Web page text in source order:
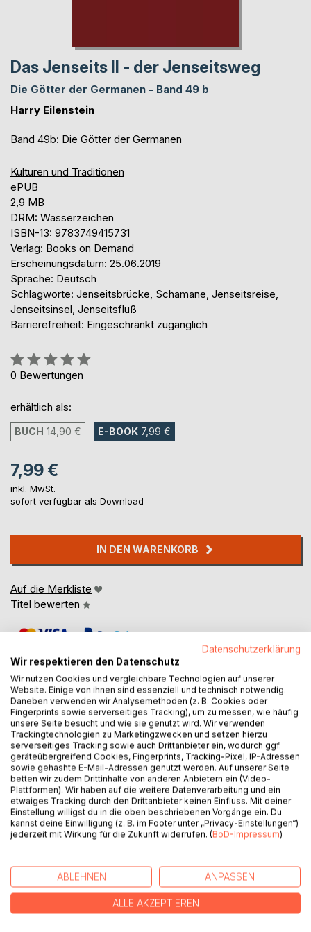
Das Jenseits II - der Jenseitsweg
Die Götter der Germanen - Band 49 b
Harry Eilenstein
Band 49b: Die Götter der Germanen
Kulturen und Traditionen
ePUB
2,9 MB
DRM: Wasserzeichen
ISBN-13: 9783749415731
Verlag: Books on Demand
Erscheinungsdatum: 25.06.2019
Sprache: Deutsch
Schlagworte: Jenseitsbrücke, Schamane, Jenseitsreise,
Jenseitsinsel, Jenseitsfluß
Barrierefreiheit: Eingeschränkt zugänglich
Bewertung::
0%
0 Bewertungen
erhältlich als:
BUCH 14,90 € E-BOOK 7,99 €
7,99 €
inkl. MwSt.
sofort verfügbar als Download
IN DEN WARENKORB
Auf die Merkliste
Titel bewerten
BESCHREIBUNG
Die Reihe:
Die 87 Bände umfassende Reihe "Die Götter der
Germanen" stellt die Gottheiten und jeden Aspekt der
Religion der Germanen anhand der schriftlichen
Überlieferung und der archäologischen Funde detailliert dar.
Dabei werden zu jeder Gottheit und zu jedem Thema außer
den germanischen Quellen auch die Zusammenhänge zu
wenn möglich, deren Wurzeln in der Jungsteinzeit und
Altsteinzeit.
Das Buch:
Datenschutzerklärung
Wir respektieren den Datenschutz
Wir nutzen Cookies und vergleichbare Technologien auf unserer
Website. Einige von ihnen sind essenziell und technisch notwendig.
Daneben verwenden wir Analysemethoden (z. B. Cookies oder
Fingerprints sowie serverseitiges Tracking), um zu messen, wie häufig
unsere Seite besucht und wie sie genutzt wird. Wir verwenden
Trackingtechnologien zu Marketingzwecken und setzen hierzu
serverseitiges Tracking sowie auch Drittanbieter ein, wodurch ggf.
geräteübergreifend Cookies, Fingerprints, Tracking-Pixel, IP-Adressen
sowie gehashte E-Mail-Adressen genutzt werden. Auf unserer Seite
betten wir zudem Drittinhalte von anderen Anbietern ein (Video-
Plattformen). Wir haben auf die weitere Datenverarbeitung und ein
etwaiges Tracking durch den Drittanbieter keinen Einfluss. Mit deiner
Einstellung willigst du in die oben beschriebenen Vorgänge ein. Du
kannst deine Einwilligung (z. B. im Footer unter „Privacy-Einstellungen“)
jederzeit mit Wirkung für die Zukunft widerrufen. (BoD-Impressum)
ABLEHNEN ANPASSEN
ALLE AKZEPTIEREN